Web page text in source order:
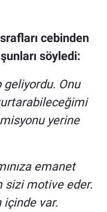
cebinden
söyledi:
geliyordu. Onu
yerine
emanet
sizi motive eder.
içinde var.